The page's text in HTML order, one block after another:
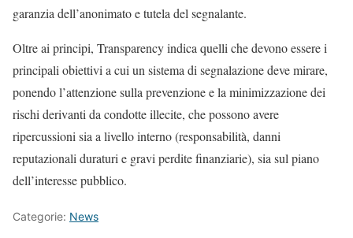
garanzia dell’anonimato e tutela del segnalante.
Oltre ai principi, Transparency indica quelli che devono essere i
principali obiettivi a cui un sistema di segnalazione deve mirare,
ponendo l’attenzione sulla prevenzione e la minimizzazione dei
rischi derivanti da condotte illecite, che possono avere
ripercussioni sia a livello interno (responsabilità, danni
reputazionali duraturi e gravi perdite finanziarie), sia sul piano
dell’interesse pubblico.
Categorie: News